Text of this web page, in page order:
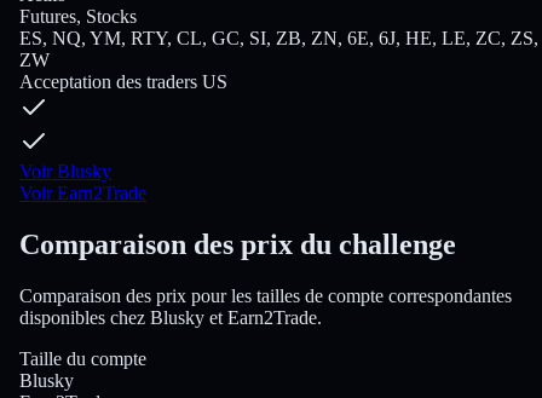
Futures, Stocks
ES, NQ, YM, RTY, CL, GC, SI, ZB, ZN, 6E, 6J, HE, LE, ZC, ZS,
ZW
Acceptation des traders US
Voir Blusky
Voir Earn2Trade
Comparaison des prix du challenge
Comparaison des prix pour les tailles de compte correspondantes
disponibles chez Blusky et Earn2Trade.
Taille du compte
Blusky